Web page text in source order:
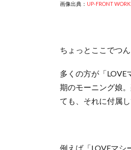
画像出典： UP-FRONT
ちょっとここでつ
多くの方が「
期のモーニング娘
ても、それに付属
例えば「LOVEマシ